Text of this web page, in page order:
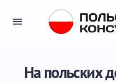
На польских